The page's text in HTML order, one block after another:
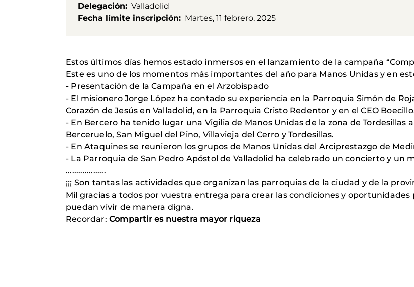
Delegación
Valladolid
Fecha límite inscripción
Martes, 11 febrero, 2025
Estos últimos días hemos estado inmersos en el lanzamiento de la campaña
Este es uno de los momentos más importantes del año para Manos Unidas y en
- Presentación de la Campaña en el Arzobispado
- El misionero Jorge López ha contado su experiencia en la Parroquia Simón de
Corazón de Jesús en Valladolid, en la Parroquia Cristo Redentor y en el CEO
- En Bercero ha tenido lugar una Vigilia de Manos Unidas de la zona de Tordesillas
Berceruelo, San Miguel del Pino, Villavieja del Cerro y Tordesillas.
- En Ataquines se reunieron los grupos de Manos Unidas del Arciprestazgo de
- La Parroquia de San Pedro Apóstol de Valladolid ha celebrado un concierto y un
...................
¡¡¡ Son tantas las actividades que organizan las parroquias de la ciudad y de la
Mil gracias a todos por vuestra entrega para crear las condiciones y
puedan vivir de manera digna.
Recordar: Compartir es nuestra mayor riqueza